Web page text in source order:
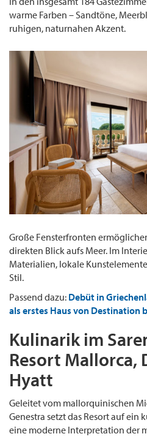
warme Farben – Sandtöne,
ruhigen, naturnahen Akzent.
Große Fensterfronten
direkten Blick aufs Meer. Im
Materialien, lokale
Stil.
Passend dazu: Debüt in
als erstes Haus von Destination
Kulinarik im
Resort Mallorca,
Hyatt
Geleitet vom mallorquinischen
Genestra setzt das Resort auf ein
eine moderne Interpretation der